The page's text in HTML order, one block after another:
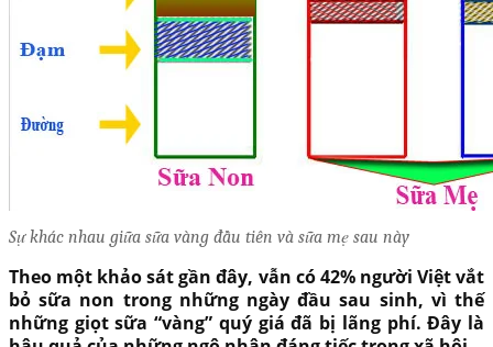
Sự khác nhau giữa sữa vàng đầu tiên và sữa mẹ sau này
Theo một khảo sát gần đây, vẫn có 42% người Việt vắt
bỏ sữa non trong những ngày đầu sau sinh, vì thế
những giọt sữa “vàng” quý giá đã bị lãng phí. Đây là